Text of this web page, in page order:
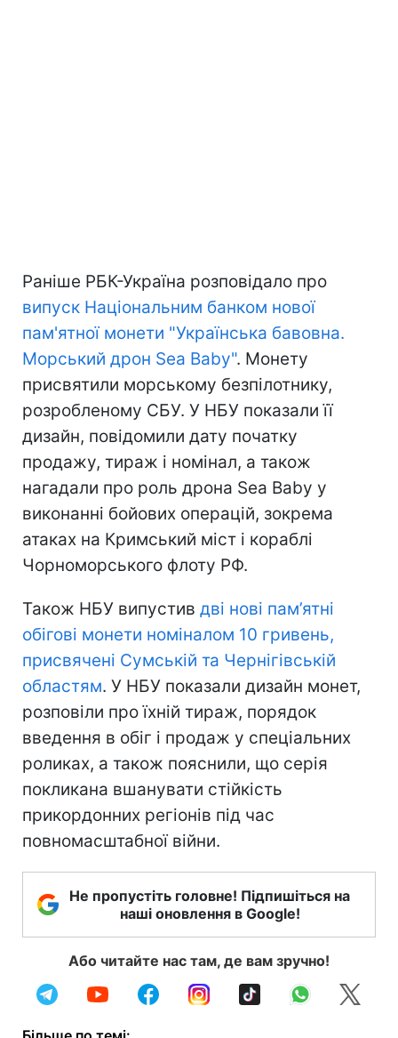
Раніше РБК-Україна розповідало про
випуск Національним банком нової
пам'ятної монети "Українська бавовна.
Морський дрон Sea Baby". Монету
присвятили морському безпілотнику,
розробленому СБУ. У НБУ показали її
дизайн, повідомили дату початку
продажу, тираж і номінал, а також
нагадали про роль дрона Sea Baby у
виконанні бойових операцій, зокрема
атаках на Кримський міст і кораблі
Чорноморського флоту РФ.
Також НБУ випустив дві нові пам’ятні
обігові монети номіналом 10 гривень,
присвячені Сумській та Чернігівській
областям. У НБУ показали дизайн монет,
розповіли про їхній тираж, порядок
введення в обіг і продаж у спеціальних
роликах, а також пояснили, що серія
покликана вшанувати стійкість
прикордонних регіонів під час
повномасштабної війни.
Не пропустіть головне! Підпишіться на
наші оновлення в Google!
Або читайте нас там, де вам зручно!